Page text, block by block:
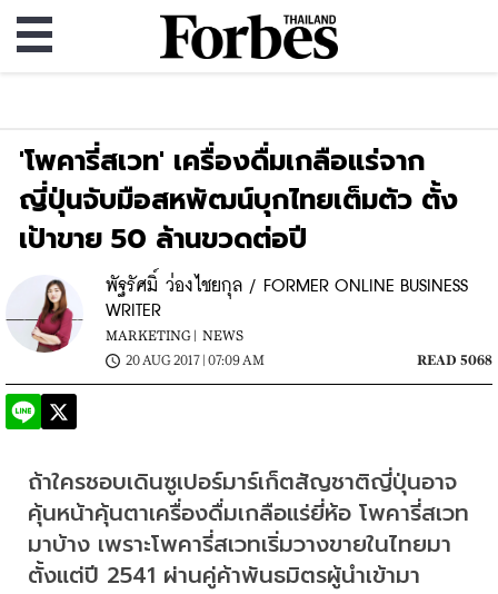
'โพคารี่สเวท' เครื่องดื่มเกลือแร่จาก
ญี่ปุ่นจับมือสหพัฒน์บุกไทยเต็มตัว ตั้ง
เป้าขาย 50 ล้านขวดต่อปี
พัฐรัศมิ์ ว่องไชยกุล / FORMER ONLINE BUSINESS
WRITER
MARKETING |
NEWS
20 AUG 2017 | 07:09 AM
READ 5068
ถ้าใครชอบเดินซูเปอร์มาร์เก็ตสัญชาติญี่ปุ่นอาจ
คุ้นหน้าคุ้นตาเครื่องดื่มเกลือแร่ยี่ห้อ โพคารี่สเวท
มาบ้าง เพราะโพคารี่สเวทเริ่มวางขายในไทยมา
ตั้งแต่ปี 2541 ผ่านคู่ค้าพันธมิตรผู้นำเข้ามา